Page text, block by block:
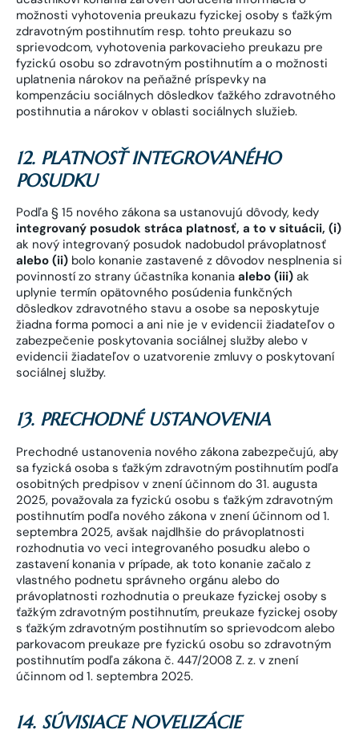
možnosti vyhotovenia preukazu fyzickej osoby s ťažkým
zdravotným postihnutím resp. tohto preukazu so
sprievodcom, vyhotovenia parkovacieho preukazu pre
fyzickú osobu so zdravotným postihnutím a o možnosti
uplatnenia nárokov na peňažné príspevky na
kompenzáciu sociálnych dôsledkov ťažkého zdravotného
postihnutia a nárokov v oblasti sociálnych služieb.
12. PLATNOSŤ INTEGROVANÉHO
POSUDKU
Podľa § 15 nového zákona sa ustanovujú dôvody, kedy
integrovaný posudok stráca platnosť, a to v situácii, (i)
ak nový integrovaný posudok nadobudol právoplatnosť
alebo (ii) bolo konanie zastavené z dôvodov nesplnenia si
povinností zo strany účastníka konania alebo (iii) ak
uplynie termín opätovného posúdenia funkčných
dôsledkov zdravotného stavu a osobe sa neposkytuje
žiadna forma pomoci a ani nie je v evidencii žiadateľov o
zabezpečenie poskytovania sociálnej služby alebo v
evidencii žiadateľov o uzatvorenie zmluvy o poskytovaní
sociálnej služby.
13. PRECHODNÉ USTANOVENIA
Prechodné ustanovenia nového zákona zabezpečujú, aby
sa fyzická osoba s ťažkým zdravotným postihnutím podľa
osobitných predpisov v znení účinnom do 31. augusta
2025, považovala za fyzickú osobu s ťažkým zdravotným
postihnutím podľa nového zákona v znení účinnom od 1.
septembra 2025, avšak najdlhšie do právoplatnosti
rozhodnutia vo veci integrovaného posudku alebo o
zastavení konania v prípade, ak toto konanie začalo z
vlastného podnetu správneho orgánu alebo do
právoplatnosti rozhodnutia o preukaze fyzickej osoby s
ťažkým zdravotným postihnutím, preukaze fyzickej osoby
s ťažkým zdravotným postihnutím so sprievodcom alebo
parkovacom preukaze pre fyzickú osobu so zdravotným
postihnutím podľa zákona č. 447/2008 Z. z. v znení
účinnom od 1. septembra 2025.
14. SÚVISIACE NOVELIZÁCIE